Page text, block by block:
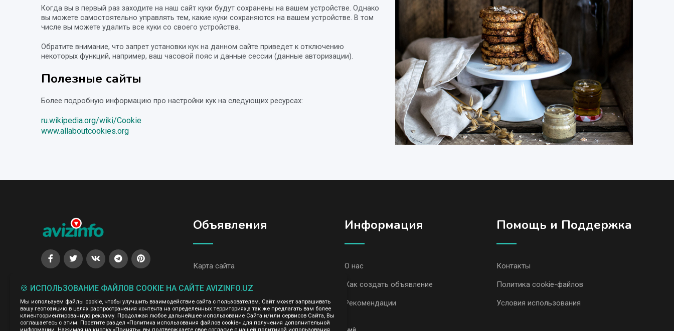
Когда вы в первый раз заходите на наш сайт куки будут сохранены на вашем устройстве. Однако
вы можете самостоятельно управлять тем, какие куки сохраняются на вашем устройстве. В том
числе вы можете удалить все куки со своего устройства.
Обратите внимание, что запрет установки кук на данном сайте приведет к отключению
некоторых функций, например, ваш часовой пояс и данные сессии (данные авторизации).
Полезные сайты
Более подробную информацию про настройки кук на следующих ресурсах:
ru.wikipedia.org/wiki/Cookie
www.allaboutcookies.org
Объявления
Карта сайта
Все объявления, Кунград
Все объявления AvizInfo
Информация
О нас
Как создать объявление
Рекомендации
Помощь и Поддержка
Контакты
Политика cookie-файлов
Условия использования
🍪 ИСПОЛЬЗОВАНИЕ ФАЙЛОВ COOKIE НА САЙТЕ AVIZINFO.UZ
Мы используем файлы cookie, чтобы улучшить взаимодействие сайта с пользователем. Сайт может запрашивать
вашу геопозицию в целях распространения контента на определенных территориях,а так же предлагать вам более
клиентоориентированную рекламу. Продолжая любое дальнейшее использование Сайта и/или сервисов Сайта, Вы
соглашаетесь с этим. Посетите раздел «Политика использования файлов cookie» для получения дополнительной